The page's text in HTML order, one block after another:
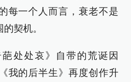
每一个人而言，衰老不是
契机。
处处哀》自带的荒诞因
我的后半生》再度创作升